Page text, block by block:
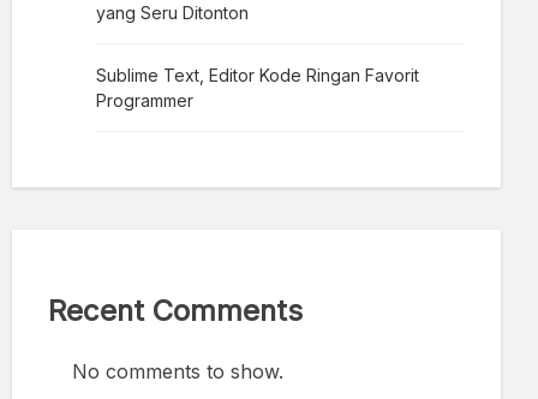
yang Seru Ditonton
Sublime Text, Editor Kode Ringan Favorit
Programmer
Recent Comments
No comments to show.